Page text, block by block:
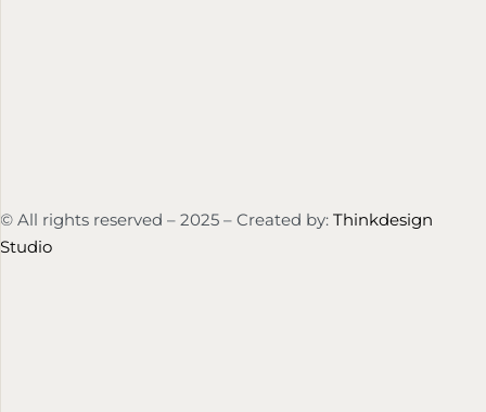
© All rights reserved – 2025 – Created by: Thinkdesign
Studio